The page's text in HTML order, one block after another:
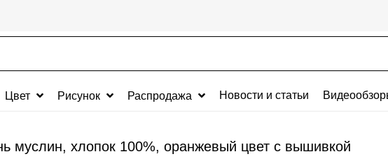
Цвет Рисунок Распродажа Новости и статьи
муслин, хлопок 100%, оранжевый цвет с вышивкой